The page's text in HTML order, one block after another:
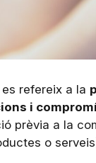
es refereix a la
i
prèvia a la
o